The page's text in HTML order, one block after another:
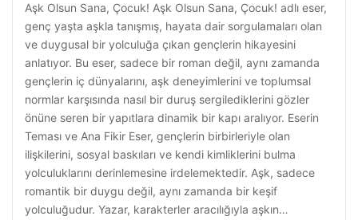
Aşk Olsun Sana, Çocuk! Aşk Olsun Sana, Çocuk! adlı eser,
genç yaşta aşkla tanışmış, hayata dair sorgulamaları olan
ve duygusal bir yolculuğa çıkan gençlerin hikayesini
anlatıyor. Bu eser, sadece bir roman değil, aynı zamanda
gençlerin iç dünyalarını, aşk deneyimlerini ve toplumsal
normlar karşısında nasıl bir duruş sergilediklerini gözler
önüne seren bir yapıtlara dinamik bir kapı aralıyor. Eserin
Teması ve Ana Fikir Eser, gençlerin birbirleriyle olan
ilişkilerini, sosyal baskıları ve kendi kimliklerini bulma
yolculuklarını derinlemesine irdelemektedir. Aşk, sadece
romantik bir duygu değil, aynı zamanda bir keşif
yolculuğudur. Yazar, karakterler aracılığıyla aşkın…